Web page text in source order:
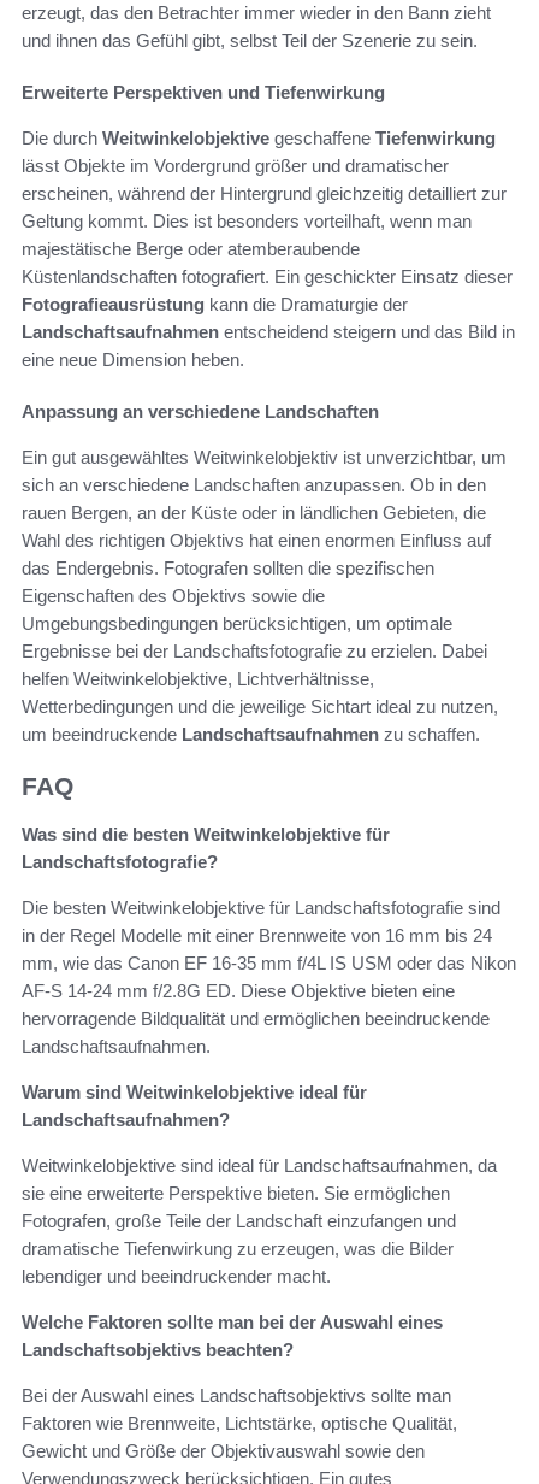
erzeugt, das den Betrachter immer wieder in den Bann zieht
und ihnen das Gefühl gibt, selbst Teil der Szenerie zu sein.
Erweiterte Perspektiven und Tiefenwirkung
Die durch Weitwinkelobjektive geschaffene Tiefenwirkung
lässt Objekte im Vordergrund größer und dramatischer
erscheinen, während der Hintergrund gleichzeitig detailliert zur
Geltung kommt. Dies ist besonders vorteilhaft, wenn man
majestätische Berge oder atemberaubende
Küstenlandschaften fotografiert. Ein geschickter Einsatz dieser
Fotografieausrüstung kann die Dramaturgie der
Landschaftsaufnahmen entscheidend steigern und das Bild in
eine neue Dimension heben.
Anpassung an verschiedene Landschaften
Ein gut ausgewähltes Weitwinkelobjektiv ist unverzichtbar, um
sich an verschiedene Landschaften anzupassen. Ob in den
rauen Bergen, an der Küste oder in ländlichen Gebieten, die
Wahl des richtigen Objektivs hat einen enormen Einfluss auf
das Endergebnis. Fotografen sollten die spezifischen
Eigenschaften des Objektivs sowie die
Umgebungsbedingungen berücksichtigen, um optimale
Ergebnisse bei der Landschaftsfotografie zu erzielen. Dabei
helfen Weitwinkelobjektive, Lichtverhältnisse,
Wetterbedingungen und die jeweilige Sichtart ideal zu nutzen,
um beeindruckende Landschaftsaufnahmen zu schaffen.
FAQ
Was sind die besten Weitwinkelobjektive für
Landschaftsfotografie?
Die besten Weitwinkelobjektive für Landschaftsfotografie sind
in der Regel Modelle mit einer Brennweite von 16 mm bis 24
mm, wie das Canon EF 16-35 mm f/4L IS USM oder das Nikon
AF-S 14-24 mm f/2.8G ED. Diese Objektive bieten eine
hervorragende Bildqualität und ermöglichen beeindruckende
Landschaftsaufnahmen.
Warum sind Weitwinkelobjektive ideal für
Landschaftsaufnahmen?
Weitwinkelobjektive sind ideal für Landschaftsaufnahmen, da
sie eine erweiterte Perspektive bieten. Sie ermöglichen
Fotografen, große Teile der Landschaft einzufangen und
dramatische Tiefenwirkung zu erzeugen, was die Bilder
lebendiger und beeindruckender macht.
Welche Faktoren sollte man bei der Auswahl eines
Landschaftsobjektivs beachten?
Bei der Auswahl eines Landschaftsobjektivs sollte man
Faktoren wie Brennweite, Lichtstärke, optische Qualität,
Gewicht und Größe der Objektivauswahl sowie den
Verwendungszweck berücksichtigen. Ein gutes